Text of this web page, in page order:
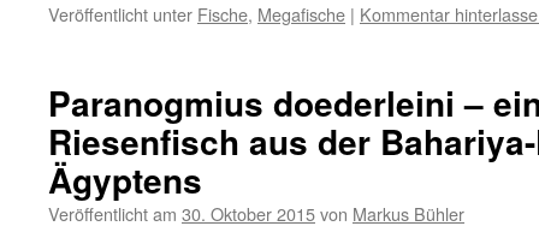
Veröffentlicht unter Fische, Megafische | Kommentar
Paranogmius doederleini –
Riesenfisch aus der
Ägyptens
Veröffentlicht am 30. Oktober 2015von Markus Bühler